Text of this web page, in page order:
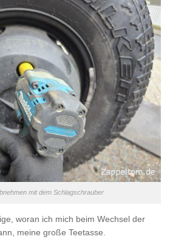
mit dem Schlagschrauber
woran ich mich beim Wechsel der
meine große Teetasse.